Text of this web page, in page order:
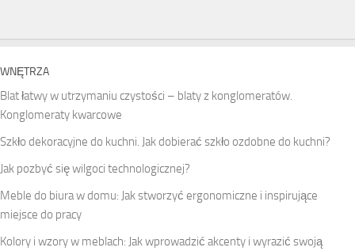
WNĘTRZA
Blat łatwy w utrzymaniu czystości – blaty z konglomeratów.
Konglomeraty kwarcowe
Szkło dekoracyjne do kuchni. Jak dobierać szkło ozdobne do kuchni?
Jak pozbyć się wilgoci technologicznej?
Meble do biura w domu: Jak stworzyć ergonomiczne i inspirujące
miejsce do pracy
Kolory i wzory w meblach: Jak wprowadzić akcenty i wyrazić swoją